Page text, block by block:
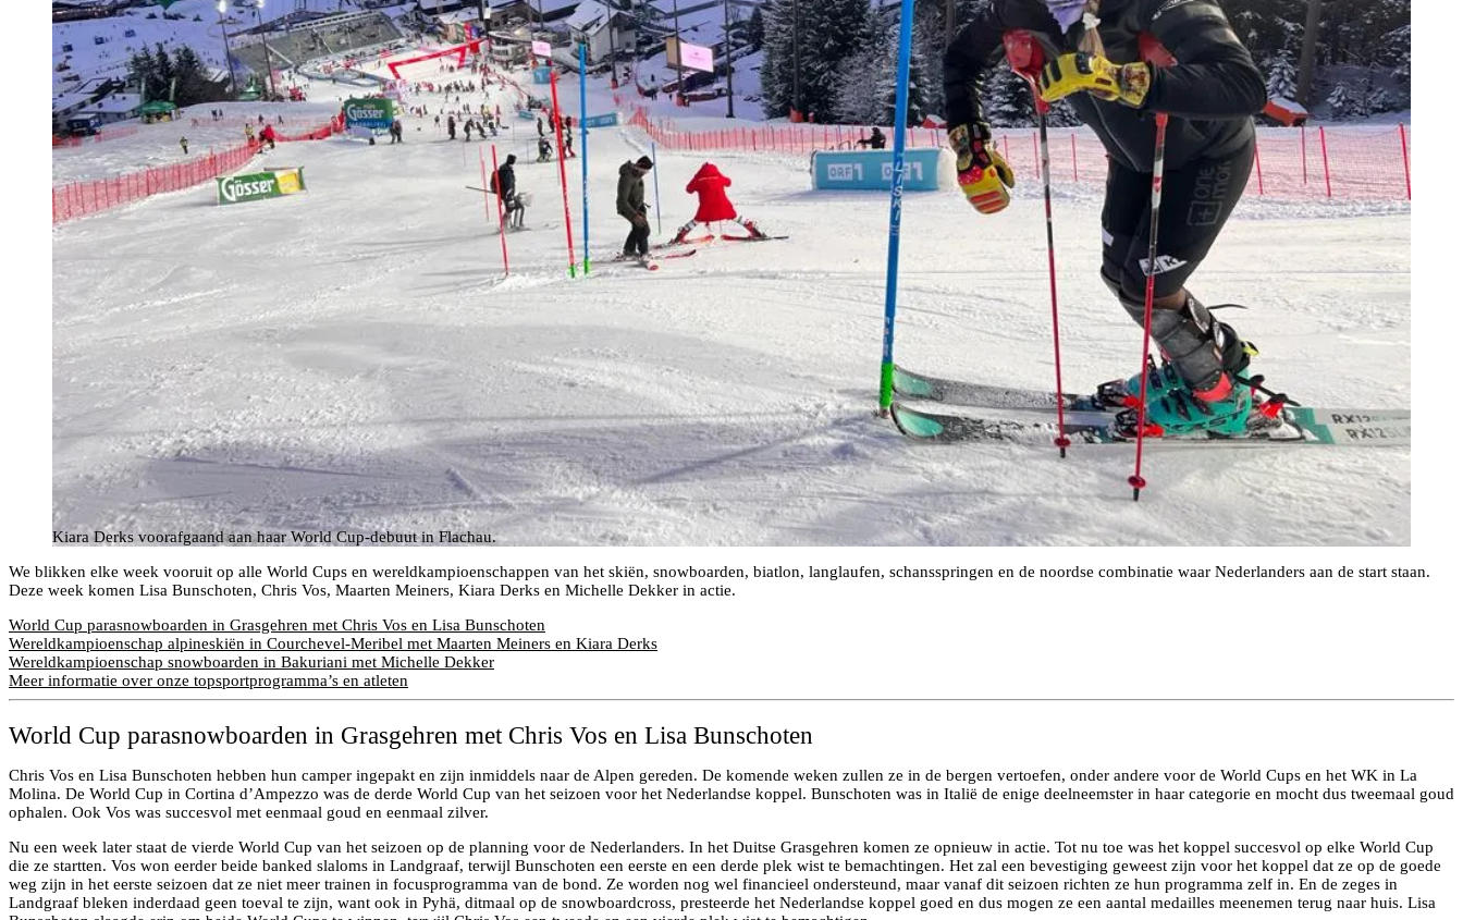
Kiara Derks voorafgaand aan haar World Cup-debuut in Flachau.
We blikken elke week vooruit op alle World Cups en wereldkampioenschappen van het skiën, snowboarden, biatlon, langlaufen, schansspringen en de noordse combinatie waar Nederlanders aan de start staan.
Deze week komen Lisa Bunschoten, Chris Vos, Maarten Meiners, Kiara Derks en Michelle Dekker in actie.
World Cup parasnowboarden in Grasgehren met Chris Vos en Lisa Bunschoten
Wereldkampioenschap alpineskiën in Courchevel-Meribel met Maarten Meiners en Kiara Derks
Wereldkampioenschap snowboarden in Bakuriani met Michelle Dekker
Meer informatie over onze topsportprogramma’s en atleten
World Cup parasnowboarden in Grasgehren met Chris Vos en Lisa Bunschoten
Chris Vos en Lisa Bunschoten hebben hun camper ingepakt en zijn inmiddels naar de Alpen gereden. De komende weken zullen ze in de bergen vertoefen, onder andere voor de World Cups en het WK in La
Molina. De World Cup in Cortina d’Ampezzo was de derde World Cup van het seizoen voor het Nederlandse koppel. Bunschoten was in Italië de enige deelneemster in haar categorie en mocht dus tweemaal goud
ophalen. Ook Vos was succesvol met eenmaal goud en eenmaal zilver.
Nu een week later staat de vierde World Cup van het seizoen op de planning voor de Nederlanders. In het Duitse Grasgehren komen ze opnieuw in actie. Tot nu toe was het koppel succesvol op elke World Cup
die ze startten. Vos won eerder beide banked slaloms in Landgraaf, terwijl Bunschoten een eerste en een derde plek wist te bemachtingen. Het zal een bevestiging geweest zijn voor het koppel dat ze op de goede
weg zijn in het eerste seizoen dat ze niet meer trainen in focusprogramma van de bond. Ze worden nog wel financieel ondersteund, maar vanaf dit seizoen richten ze hun programma zelf in. En de zeges in
Landgraaf bleken inderdaad geen toeval te zijn, want ook in Pyhä, ditmaal op de snowboardcross, presteerde het Nederlandse koppel goed en dus mogen ze een aantal medailles meenemen terug naar huis. Lisa